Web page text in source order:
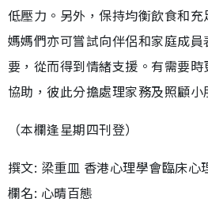
低壓力。另外，保持均衡飲食和充
媽媽們亦可嘗試向伴侶和家庭成
要，從而得到情緒支援。有需要
協助，彼此分擔處理家務及照顧小
（本欄逢星期四刊登）
撰文: 梁重皿 香港心理學會臨床心
欄名: 心晴百態